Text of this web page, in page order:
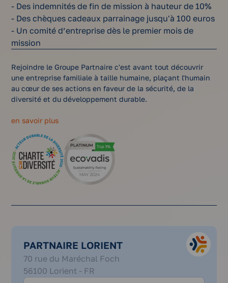
- Des indemnités de fin de mission à hauteur de 10%
- Des chèques cadeaux parrainage jusqu'à 100 euros
- Un comité d’entreprise dès le premier mois de
mission
Rejoindre le Groupe Partnaire c'est avant tout découvrir
une entreprise familiale à taille humaine, plaçant l'humain
au cœur de ses actions en faveur de la sécurité, de la
diversité et du développement durable.
en savoir plus
PARTNAIRE LORIENT
70 rue du Maréchal Foch
56100 Lorient - FR
97
21